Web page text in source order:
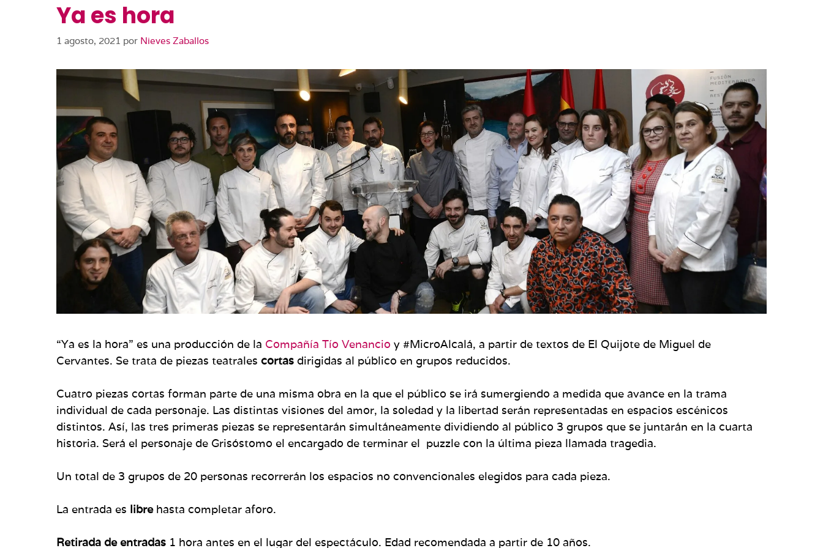
Ya es hora
1 agosto, 2021 por Nieves Zaballos
“Ya es la hora” es una producción de la Compañía Tío Venancio y #MicroAlcalá, a partir de textos de El Quijote de Miguel de
Cervantes. Se trata de piezas teatrales cortas dirigidas al público en grupos reducidos.
Cuatro piezas cortas forman parte de una misma obra en la que el público se irá sumergiendo a medida que avance en la trama
individual de cada personaje. Las distintas visiones del amor, la soledad y la libertad serán representadas en espacios escénicos
distintos. Así, las tres primeras piezas se representarán simultáneamente dividiendo al público 3 grupos que se juntarán en la cuarta
historia. Será el personaje de Grisóstomo el encargado de terminar el puzzle con la última pieza llamada tragedia.
Un total de 3 grupos de 20 personas recorrerán los espacios no convencionales elegidos para cada pieza.
La entrada es librehasta completar aforo.
Retirada de entradas 1 hora antes en el lugar del espectáculo. Edad recomendada a partir de 10 años.